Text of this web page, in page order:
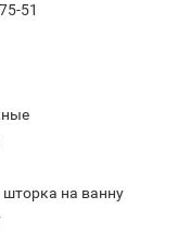
51
на ванну